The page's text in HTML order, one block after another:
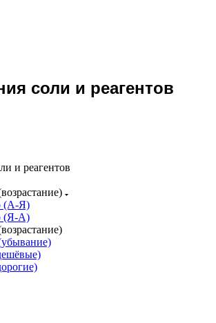
соли и реагентов
и реагентов
(А-Я)
(Я-А)